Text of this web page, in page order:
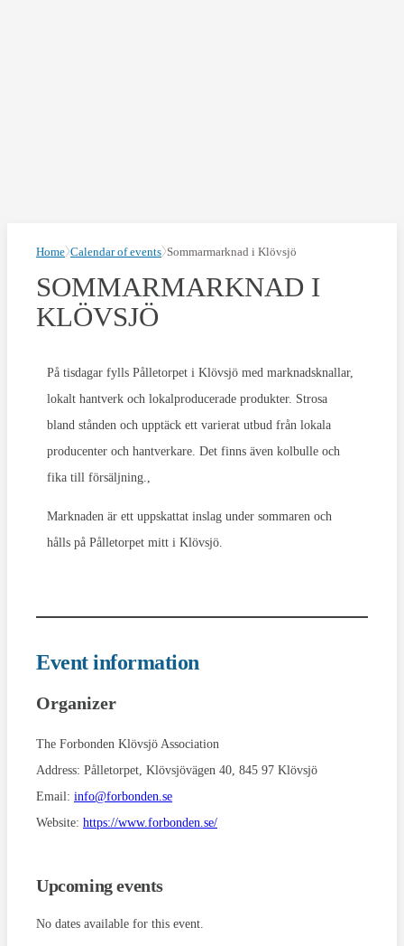
Home Calendar of events Sommarmarknad i Klövsjö
SOMMARMARKNAD I
KLÖVSJÖ
På tisdagar fylls Pålletorpet i Klövsjö med marknadsknallar,
lokalt hantverk och lokalproducerade produkter. Strosa
bland stånden och upptäck ett varierat utbud från lokala
producenter och hantverkare. Det finns även kolbulle och
fika till försäljning.,
Marknaden är ett uppskattat inslag under sommaren och
hålls på Pålletorpet mitt i Klövsjö.
Event information
Organizer
The Forbonden Klövsjö Association
Address: Pålletorpet, Klövsjövägen 40, 845 97 Klövsjö
Email: info@forbonden.se
Website: https://www.forbonden.se/
Upcoming events
No dates available for this event.